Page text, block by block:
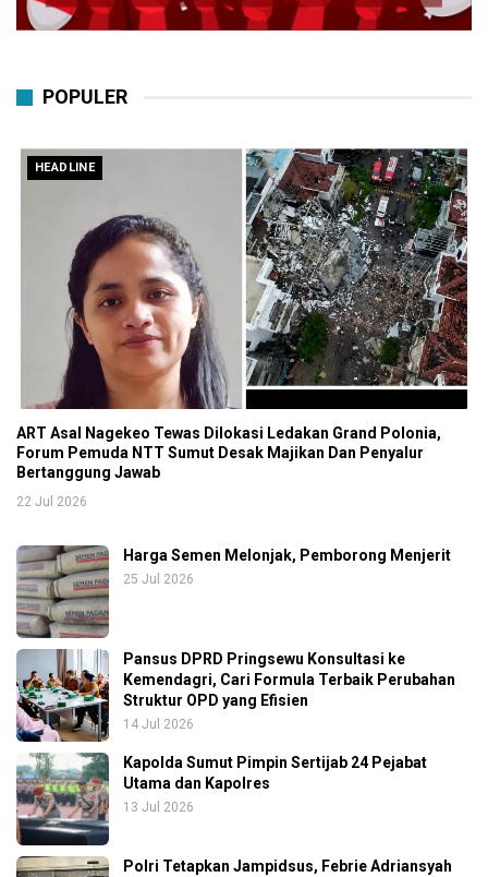
POPULER
HEADLINE
ART Asal Nagekeo Tewas Dilokasi Ledakan Grand Polonia,
Forum Pemuda NTT Sumut Desak Majikan Dan Penyalur
Bertanggung Jawab
22 Jul 2026
Harga Semen Melonjak, Pemborong Menjerit
25 Jul 2026
Pansus DPRD Pringsewu Konsultasi ke
Kemendagri, Cari Formula Terbaik Perubahan
Struktur OPD yang Efisien
14 Jul 2026
Kapolda Sumut Pimpin Sertijab 24 Pejabat
Utama dan Kapolres
13 Jul 2026
Polri Tetapkan Jampidsus, Febrie Adriansyah